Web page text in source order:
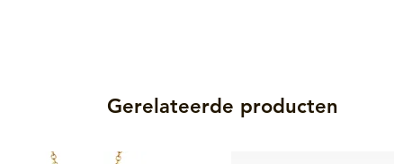
Gerelateerde producten